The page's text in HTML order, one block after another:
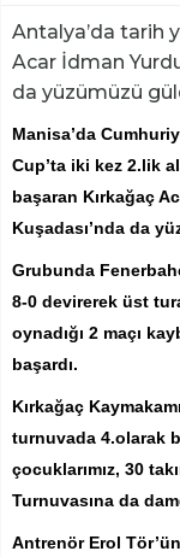
Antalya’da tarih
Acar İdman
da yüzümüzü
Manisa’da
Cup’ta iki kez 2.lik
başaran Kırkağaç
Kuşadası’nda da
Grubunda
8-0 devirerek üst
oynadığı 2 maçı
başardı.
Kırkağaç
turnuvada 4.olarak
çocuklarımız, 30
Turnuvasına da
Antrenör Erol Tör’ün